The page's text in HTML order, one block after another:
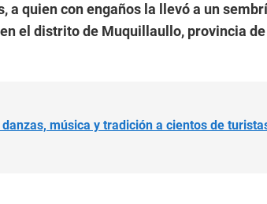
a quien con engaños la llevó a un
el distrito de Muquillaullo, provincia
música y tradición a cientos de